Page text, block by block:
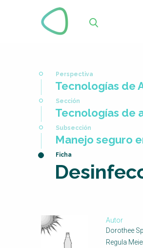
Usted
está
aquí
Tecnologías de
Tecnologías de
Manejo seguro
Autor
Dorothee
Regula